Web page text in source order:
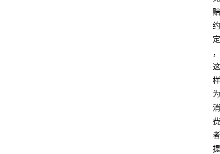
赔
约
定
，
这
样
为
消
费
者
提